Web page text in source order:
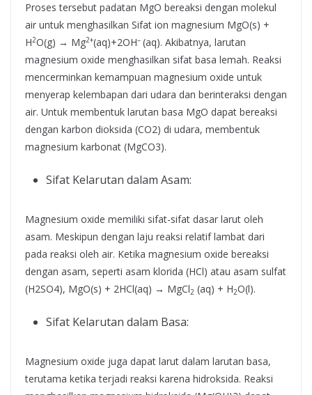
Proses tersebut padatan MgO bereaksi dengan molekul
air untuk menghasilkan Sifat ion magnesium MgO(s) +
H2O(g) → Mg2+(aq)+2OH– (aq). Akibatnya, larutan
magnesium oxide menghasilkan sifat basa lemah. Reaksi
mencerminkan kemampuan magnesium oxide untuk
menyerap kelembapan dari udara dan berinteraksi dengan
air. Untuk membentuk larutan basa MgO dapat bereaksi
dengan karbon dioksida (CO2) di udara, membentuk
magnesium karbonat (MgCO3).
Sifat Kelarutan dalam Asam:
Magnesium oxide memiliki sifat-sifat dasar larut oleh
asam. Meskipun dengan laju reaksi relatif lambat dari
pada reaksi oleh air. Ketika magnesium oxide bereaksi
dengan asam, seperti asam klorida (HCl) atau asam sulfat
(H2SO4), MgO(s) + 2HCl(aq) → MgCl2 (aq) + H2O(l).
Sifat Kelarutan dalam Basa:
Magnesium oxide juga dapat larut dalam larutan basa,
terutama ketika terjadi reaksi karena hidroksida. Reaksi